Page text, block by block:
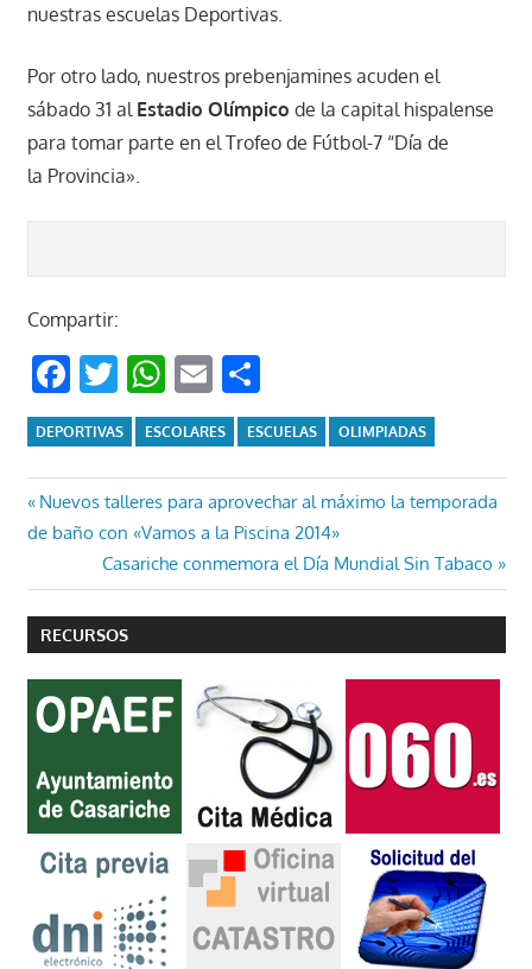
nuestras escuelas Deportivas.
Por otro lado, nuestros prebenjamines acuden el
sábado 31 al Estadio Olímpico de la capital hispalense
para tomar parte en el Trofeo de Fútbol-7 “Día de
la Provincia».
Compartir:
Facebook
Twitter
WhatsApp
EmailCompartir
DEPORTIVAS ESCOLARES ESCUELAS OLIMPIADAS
Navegación
entradas
Entrada
anterior:
Nuevos talleres para aprovechar al máximo la temporada
de baño con «Vamos a la Piscina 2014»
Entrada
siguiente:
Casariche conmemora el Día Mundial Sin Tabaco
RECURSOS